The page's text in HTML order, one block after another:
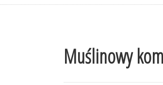
Muślinowy